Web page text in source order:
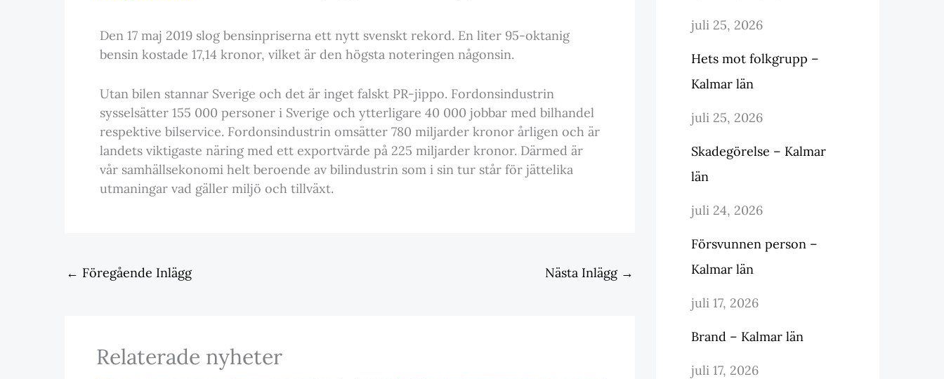
Den 17 maj 2019 slog bensinpriserna ett nytt svenskt rekord. En liter 95-oktanig
bensin kostade 17,14 kronor, vilket är den högsta noteringen någonsin.
Utan bilen stannar Sverige och det är inget falskt PR-jippo. Fordonsindustrin
sysselsätter 155 000 personer i Sverige och ytterligare 40 000 jobbar med bilhandel
respektive bilservice. Fordonsindustrin omsätter 780 miljarder kronor årligen och är
landets viktigaste näring med ett exportvärde på 225 miljarder kronor. Därmed är
vår samhällsekonomi helt beroende av bilindustrin som i sin tur står för jättelika
utmaningar vad gäller miljö och tillväxt.
← Föregående Inlägg Nästa Inlägg →
Relaterade nyheter
juli 25, 2026
Hets mot folkgrupp –
Kalmar län
juli 25, 2026
Skadegörelse – Kalmar
län
juli 24, 2026
Försvunnen person –
Kalmar län
juli 17, 2026
Brand – Kalmar län
juli 17, 2026